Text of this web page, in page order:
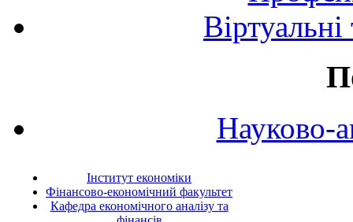
Науково-
Інститут економіки
Фінансово-економічний факультет
Кафедра економічного аналізу та